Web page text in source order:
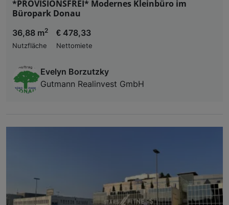
*PROVISIONSFREI* Modernes Kleinbüro im
Büropark Donau
36,88 m2
Nutzfläche
€ 478,33
Nettomiete
Evelyn Borzutzky
Gutmann Realinvest GmbH